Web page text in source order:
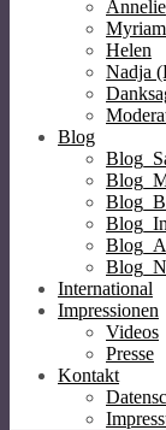
Annelie
Helen
Nadja
Blog
International
Impressionen
Videos
Presse
Kontakt